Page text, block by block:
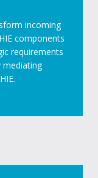
incoming
components
requirements